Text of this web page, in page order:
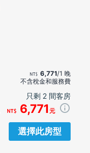
6,771/1 晚
不含稅金和服務費
只剩 2 間客房
6,771 元
選擇此房型